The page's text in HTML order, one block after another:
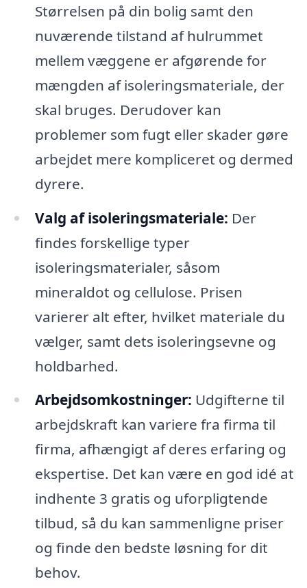
Størrelsen på din bolig samt den
nuværende tilstand af hulrummet
mellem væggene er afgørende for
mængden af isoleringsmateriale, der
skal bruges. Derudover kan
problemer som fugt eller skader gøre
arbejdet mere kompliceret og dermed
dyrere.
Valg af isoleringsmateriale: Der
findes forskellige typer
isoleringsmaterialer, såsom
mineraldot og cellulose. Prisen
varierer alt efter, hvilket materiale du
vælger, samt dets isoleringsevne og
holdbarhed.
Arbejdsomkostninger: Udgifterne til
arbejdskraft kan variere fra firma til
firma, afhængigt af deres erfaring og
ekspertise. Det kan være en god idé at
indhente 3 gratis og uforpligtende
tilbud, så du kan sammenligne priser
og finde den bedste løsning for dit
behov.